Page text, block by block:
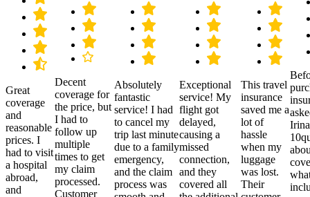
Great
coverage
and
reasonable
prices. I
had to visit
a hospital
abroad,
and
Decent
coverage for
the price, but
I had to
follow up
multiple
times to get
my claim
processed.
Customer
Absolutely
fantastic
service! I had
to cancel my
trip last minute
due to a family
emergency,
and the claim
process was
Exceptional
service! My
flight got
delayed,
causing a
missed
connection,
and they
covered all
This travel
insurance
saved me a
lot of
hassle
when my
luggage
was lost.
Their